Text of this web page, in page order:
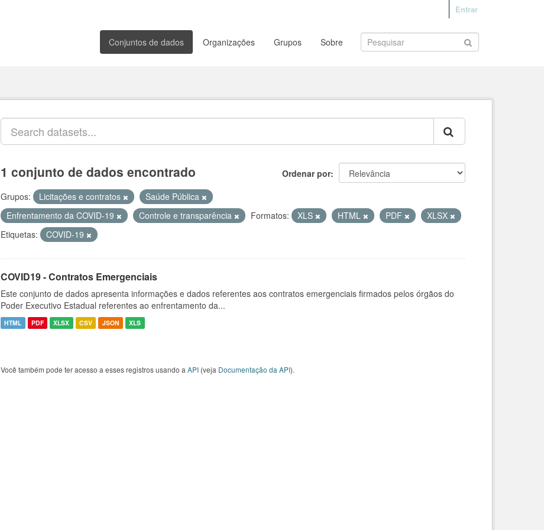
Entrar
Conjuntos de dados Organizações Grupos Sobre
Ordenar por
1 conjunto de dados encontrado
Grupos: Licitações e contratos
Saúde Pública
Enfrentamento da COVID-19
Controle e transparência Formatos: XLS HTML PDF
XLSX
Etiquetas:
COVID-19
COVID19 - Contratos Emergenciais
Este conjunto de dados apresenta informações e dados referentes aos contratos emergenciais firmados pelos órgãos do
Poder Executivo Estadual referentes ao enfrentamento da...
HTML PDF XLSX CSV JSON XLS
Você também pode ter acesso a esses registros usando a API (veja Documentação da API).